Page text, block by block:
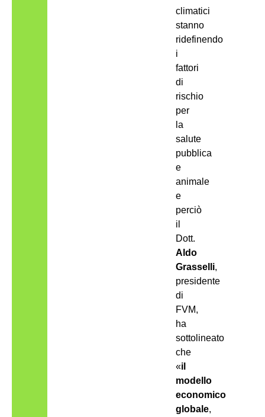
climatici
stanno
ridefinendo
i
fattori
di
rischio
per
la
salute
pubblica
e
animale
e
perciò
il
Dott.
Aldo
Grasselli,
presidente
di
FVM,
ha
sottolineato
che
«il
modello
economico
globale,